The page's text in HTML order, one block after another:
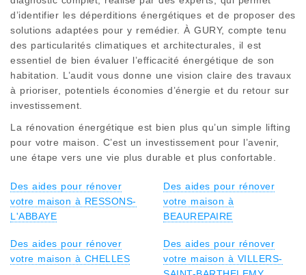
d’identifier les déperditions énergétiques et de proposer des
solutions adaptées pour y remédier. À GURY, compte tenu
des particularités climatiques et architecturales, il est
essentiel de bien évaluer l’efficacité énergétique de son
habitation. L’audit vous donne une vision claire des travaux
à prioriser, potentiels économies d’énergie et du retour sur
investissement.
La rénovation énergétique est bien plus qu’un simple lifting
pour votre maison. C’est un investissement pour l’avenir,
une étape vers une vie plus durable et plus confortable.
Des aides pour rénover
votre maison à RESSONS-
L'ABBAYE
Des aides pour rénover
votre maison à
BEAUREPAIRE
Des aides pour rénover
votre maison à CHELLES
Des aides pour rénover
votre maison à VILLERS-